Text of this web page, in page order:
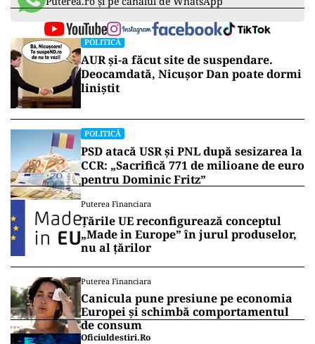
POLITICĂ
AUR și-a făcut site de suspendare.
Deocamdată, Nicușor Dan poate dormi
liniștit
POLITICĂ
PSD atacă USR și PNL după sesizarea la
CCR: „Sacrifică 771 de milioane de euro
pentru Dominic Fritz”
Puterea Financiara
Țările UE reconfigurează conceptul
„Made in Europe” în jurul produselor,
nu al țărilor
Puterea Financiara
Canicula pune presiune pe economia
Europei și schimbă comportamentul
de consum
Oficiuldestiri.ro